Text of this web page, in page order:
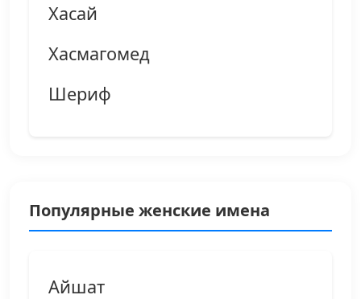
Хасай
Хасмагомед
Шериф
Популярные женские имена
Айшат